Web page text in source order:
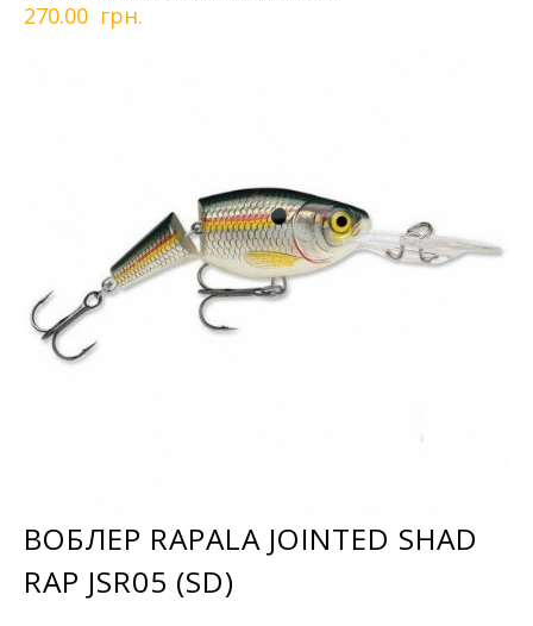
270.00 грн.
ВОБЛЕР RAPALA JOINTED SHAD
RAP JSR05 (SD)